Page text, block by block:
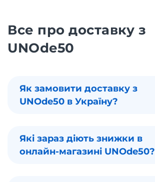
Все про доставку з
UNOde50
Як замовити доставку з
UNOde50 в Україну?
Які зараз діють знижки в
онлайн-магазині UNOde50?